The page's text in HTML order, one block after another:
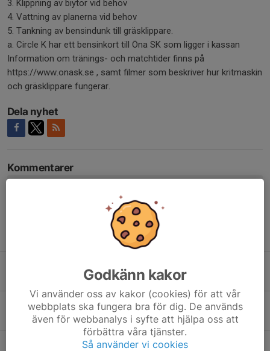
3. Klippning av biytor vid behov
4. Vattning av planerna vid behov
5. Tankning av bensindunk till gräsklippare.
a. Circle K har ett bensinkort till Öna SK som ligger i kassan
Information om tränings- och matchtider finns på
https://www.onask.se , samt filmer som beskriver hur kritmaskin
och gräsklippare fungerar.
Dela nyhet
Kommentarer
3 aug 2024 0
Vasaloppsjobb Hökbergskontrollen
15 feb 2021 0
Inlämning av matchställ
Godkänn kakor
Vi använder oss av kakor (cookies) för att vår
webbplats ska fungera bra för dig. De används
även för webbanalys i syfte att hjälpa oss att
förbättra våra tjänster.
Så använder vi cookies